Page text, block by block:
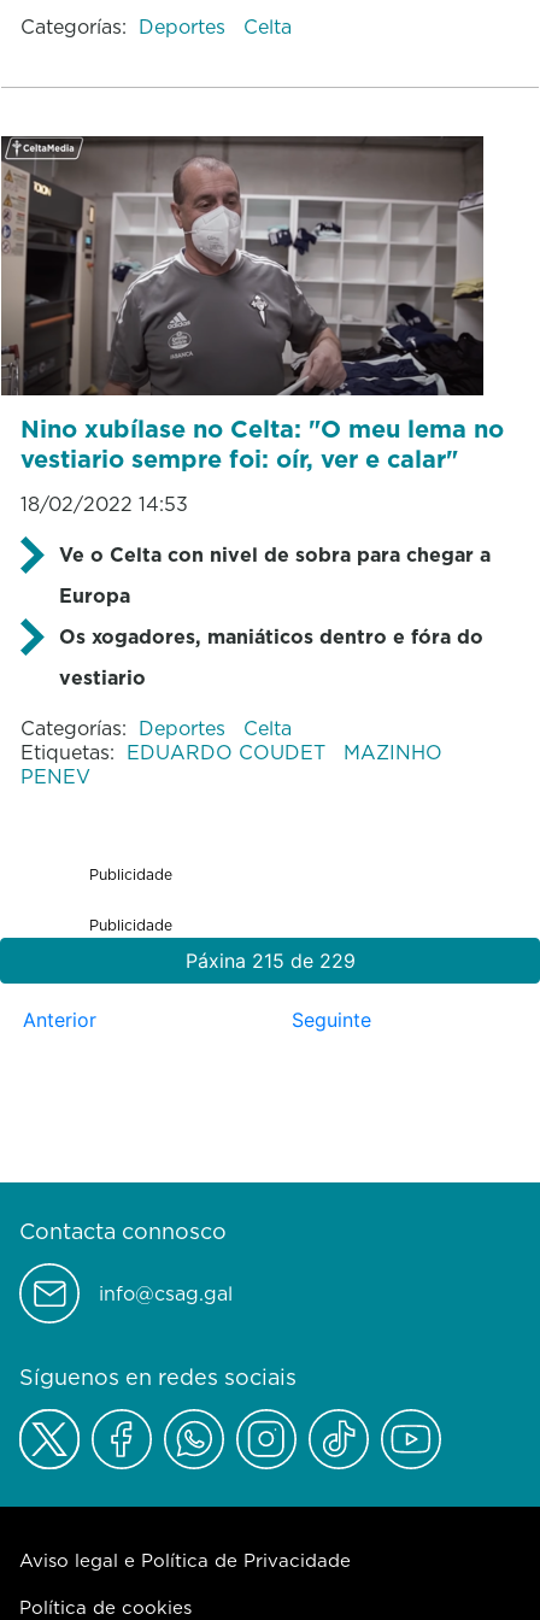
Categorías: Deportes Celta
Nino xubílase no Celta: "O meu lema no
vestiario sempre foi: oír, ver e calar"
18/02/2022 14:53
Ve o Celta con nivel de sobra para chegar a
Europa
Os xogadores, maniáticos dentro e fóra do
vestiario
Categorías: Deportes
Celta
Etiquetas: EDUARDO COUDET
MAZINHO
PENEV
Publicidade
Publicidade
Páxina 215 de 229
Anterior Seguinte
Contacta connosco
info@csag.gal
Síguenos en redes sociais
Aviso legal e Política de Privacidade
Política de cookies